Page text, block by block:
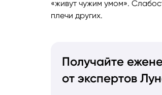
«живут чужим умом».
плечи других.
Получайте
от экспертов